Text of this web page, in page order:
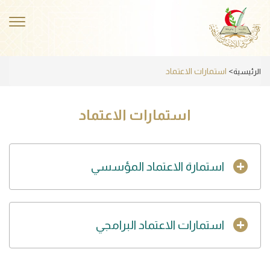
main
content
الرئيسية استمارات الاعتماد
استمارات الاعتماد
استمارة الاعتماد المؤسسي
استمارات الاعتماد البرامجي